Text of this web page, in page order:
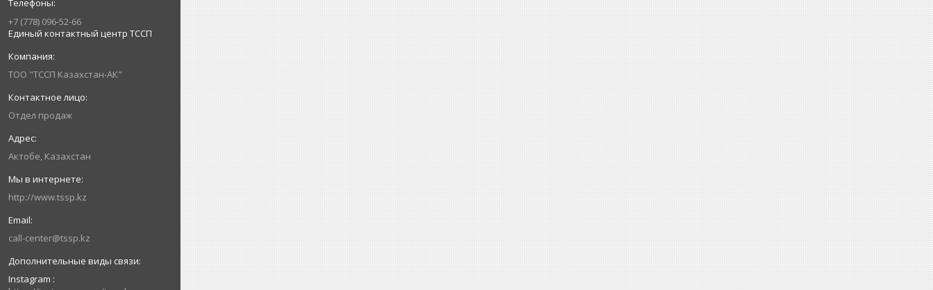
+7 (778) 096-52-66
Единый контактный центр ТССП
ТОО "ТССП Казахстан-АК"
Отдел продаж
Актобе, Казахстан
http://www.tssp.kz
call-center@tssp.kz
Instagram